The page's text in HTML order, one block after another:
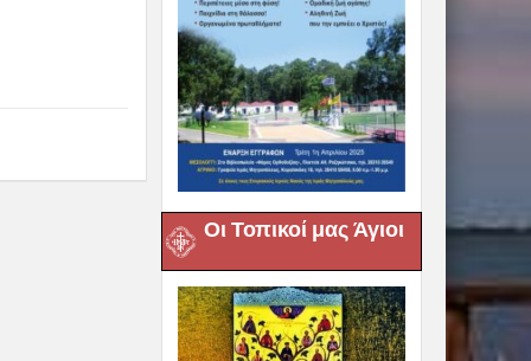
Οι Τοπικοί μας Άγιοι